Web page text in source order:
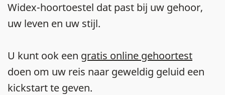
Widex-hoortoestel dat past bij uw gehoor,
uw leven en uw stijl.
U kunt ook een gratis online gehoortest
doen om uw reis naar geweldig geluid een
kickstart te geven.